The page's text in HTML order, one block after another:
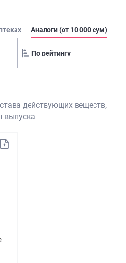
Аналоги (от 10 000 сум)
действующих веществ,
выпуска